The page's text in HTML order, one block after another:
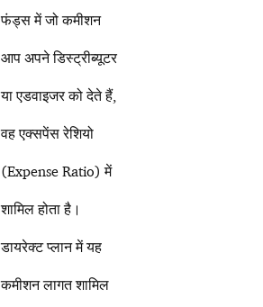
फंड्स में जो कमीशन
आप अपने डिस्ट्रीब्यूटर
या एडवाइजर को देते हैं,
वह एक्सपेंस रेशियो
(Expense Ratio) में
शामिल होता है।
डायरेक्ट प्लान में यह
कमीशन लागत शामिल